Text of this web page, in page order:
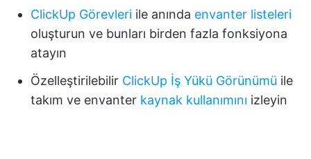
ClickUp Görevleri ile anında envanter listeleri
oluşturun ve bunları birden fazla fonksiyona
atayın
Özelleştirilebilir ClickUp İş Yükü Görünümü ile
takım ve envanter kaynak kullanımını izleyin